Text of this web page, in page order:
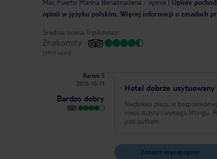
Mac Puerto Marina Benalmadena - opinie | Opinie
opinii w języku polskim. Więcej informacji o zasadach
Średnia ocena TripAdvisor:
Znakomity
(3915 opinii)
Bartek S
2018-10-13
Bardzo dobry
Hotel dobrze usytuowany
Niedaleko płazy, w
nieco zużyty i wymaga liftingu.
pod sufitem
Zobacz więcej opinii